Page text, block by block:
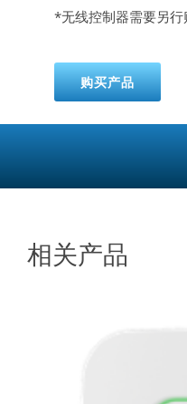
*无线控制器需要另行
购买产品
相关产品